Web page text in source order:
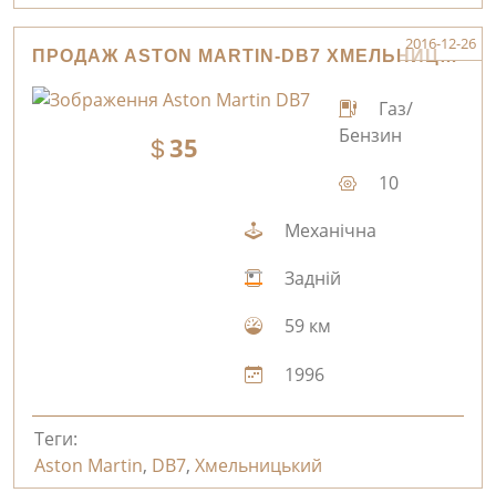
ПРОДАЖ ASTON MARTIN-DB7 ХМЕЛЬНИЦЬКИЙ
2016-12-26
35
Газ/
Бензин
10
Механічна
Задній
59 км
1996
Теги:
Aston Martin, DB7, Хмельницький